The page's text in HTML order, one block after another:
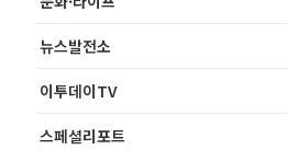
뉴스발전소
이투데이TV
스페셜리포트